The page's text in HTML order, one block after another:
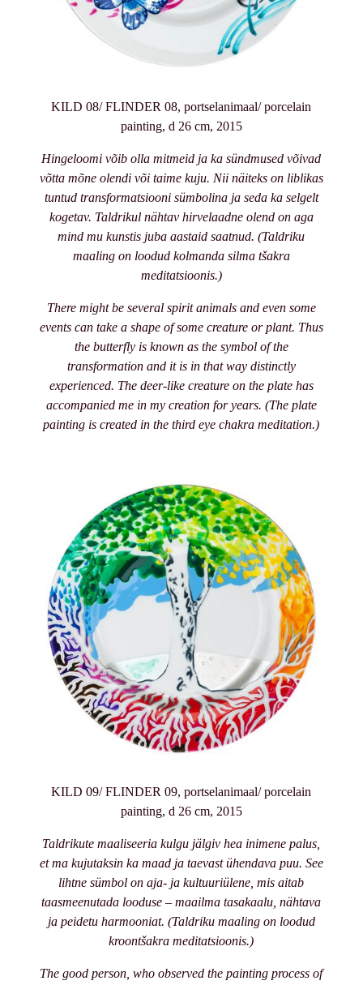
KILD 08/ FLINDER 08, portselanimaal/ porcelain
painting, d 26 cm, 2015
Hingeloomi võib olla mitmeid ja ka sündmused võivad
võtta mõne olendi või taime kuju. Nii näiteks on liblikas
tuntud transformatsiooni sümbolina ja seda ka selgelt
kogetav. Taldrikul nähtav hirvelaadne olend on aga
mind mu kunstis juba aastaid saatnud. (Taldriku
maaling on loodud kolmanda silma tšakra
meditatsioonis.)
There might be several spirit animals and even some
events can take a shape of some creature or plant. Thus
the butterfly is known as the symbol of the
transformation and it is in that way distinctly
experienced. The deer-like creature on the plate has
accompanied me in my creation for years. (The plate
painting is created in the third eye chakra meditation.)
KILD 09/ FLINDER 09, portselanimaal/ porcelain
painting, d 26 cm, 2015
Taldrikute maaliseeria kulgu jälgiv hea inimene palus,
et ma kujutaksin ka maad ja taevast ühendava puu. See
lihtne sümbol on aja- ja kultuuriülene, mis aitab
taasmeenutada looduse – maailma tasakaalu, nähtava
ja peidetu harmooniat. (Taldriku maaling on loodud
kroontšakra meditatsioonis.)
The good person, who observed the painting process of